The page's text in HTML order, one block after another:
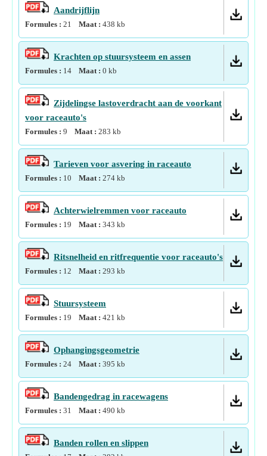
Aandrijflijn
Formules : 21 Maat : 438 kb
Krachten op stuursysteem en assen
Formules : 14 Maat : 0 kb
Zijdelingse lastoverdracht aan de voorkant
voor raceauto's
Formules : 9 Maat : 283 kb
Tarieven voor asvering in raceauto
Formules : 10 Maat : 274 kb
Achterwielremmen voor raceauto
Formules : 19 Maat : 343 kb
Ritsnelheid en ritfrequentie voor raceauto's
Formules : 12 Maat : 293 kb
Stuursysteem
Formules : 19 Maat : 421 kb
Ophangingsgeometrie
Formules : 24 Maat : 395 kb
Bandengedrag in racewagens
Formules : 31 Maat : 490 kb
Banden rollen en slippen